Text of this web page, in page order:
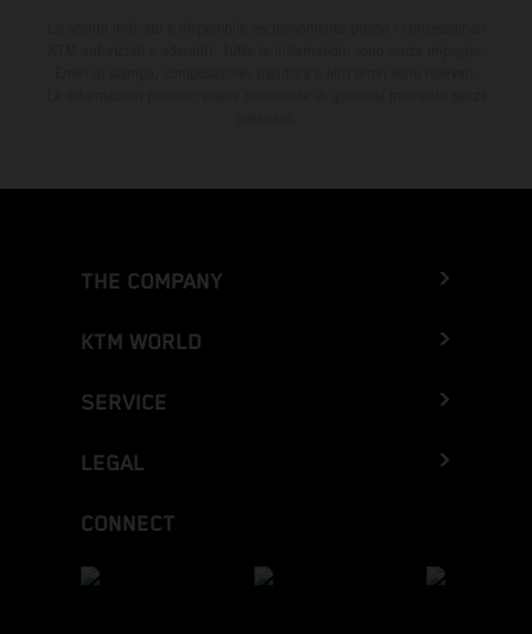
THE COMPANY
KTM WORLD
SERVICE
LEGAL
CONNECT